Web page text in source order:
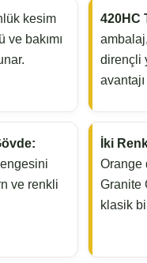
kesim
bakımı
420HC
dirençli
ve renkli
İki
Orange
Granite
klasik